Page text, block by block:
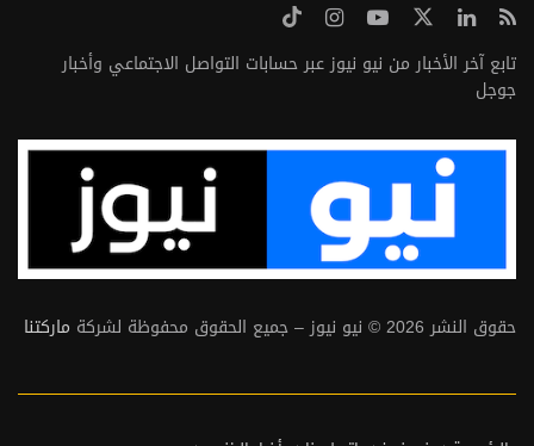
تابع آخر الأخبار من نيو نيوز عبر حسابات التواصل الاجتماعي وأخبار
جوجل
حقوق النشر 2026 © نيو نيوز – جميع الحقوق محفوظة لشركة ماركتنا